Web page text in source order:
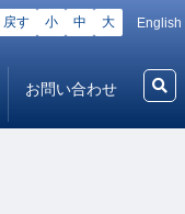
戻す 小 中 大 English
お問い合わせ